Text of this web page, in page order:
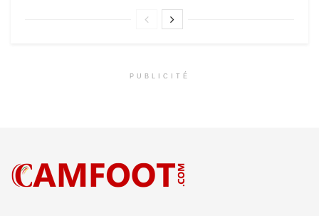
PUBLICITÉ